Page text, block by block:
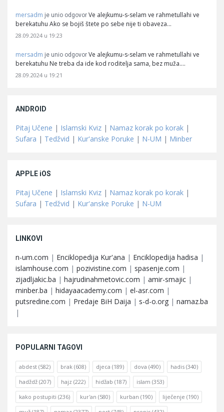
mersadm je unio odgovor Ve alejkumu-s-selam ve rahmetullahi ve
berekatuhu Ako se bojiš štete po sebe nije ti obaveza…
28.09.2024 u 19:23
mersadm je unio odgovor Ve alejkumu-s-selam ve rahmetullahi ve
berekatuhu Ne treba da ide kod roditelja sama, bez muža.…
28.09.2024 u 19:21
ANDROID
Pitaj Učene | Islamski Kviz | Namaz korak po korak |
Sufara | Tedžvid | Kur'anske Poruke | N-UM | Minber
APPLE iOS
Pitaj Učene | Islamski Kviz | Namaz korak po korak |
Sufara | Tedžvid | Kur'anske Poruke | N-UM
LINKOVI
n-um.com | Enciklopedija Kur'ana | Enciklopedija hadisa |
islamhouse.com | pozivistine.com | spasenje.com |
zijadljakic.ba | hajrudinahmetovic.com | amir-smajic |
minber.ba | hidayaacademy.com | el-asr.com |
putsredine.com | Predaje BiH Daija | s-d-o.org | namaz.ba
|
POPULARNI TAGOVI
abdest (582) brak (608) djeca (189) dova (490) hadis (340)
hadždž (207) hajz (222) hidžab (187) islam (353)
kako postupiti (236) kur'an (580) kurban (190) liječenje (190)